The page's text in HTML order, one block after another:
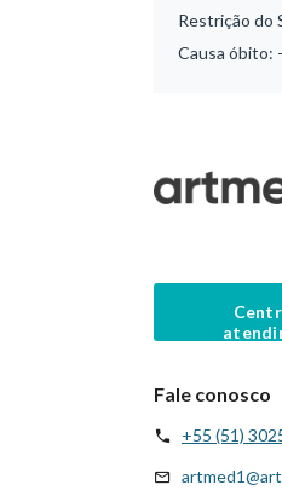
Restrição do
Causa óbito: -
Fale conosco
+55 (51)